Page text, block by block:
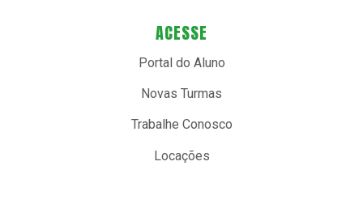
ACESSE
Portal do Aluno
Novas Turmas
Trabalhe Conosco
Locações